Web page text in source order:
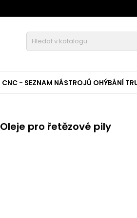
CNC - SEZNAM NÁSTROJŮ OHÝBÁNÍ
Oleje pro řetězové pily